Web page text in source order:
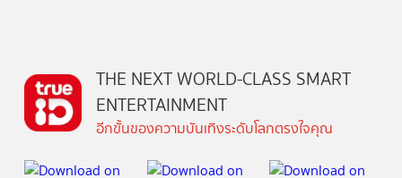
THE NEXT WORLD-CLASS SMART
ENTERTAINMENT
อีกขั้นของความบันเทิงระดับโลกตรงใจคุณ